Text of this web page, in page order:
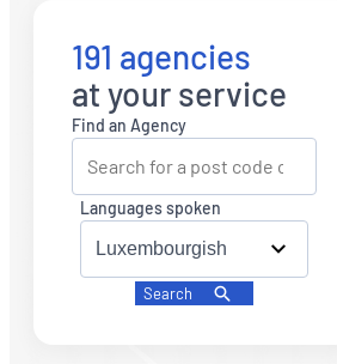
191 agencies
at your service
Find an Agency
Languages spoken
Search